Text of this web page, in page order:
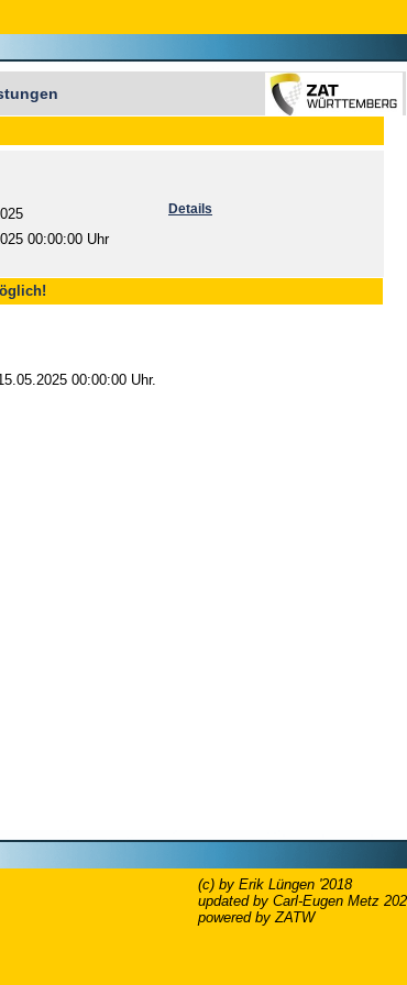
00:00:00 Uhr
Details
00:00:00 Uhr.
(c) by Erik Lüngen '2018
updated by Carl-Eugen Metz
powered by ZATW